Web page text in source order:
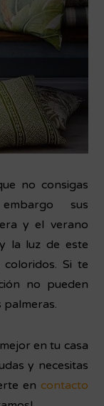
no consigas
sus
y el verano
la luz de este
Si te
no pueden
en tu casa
y necesitas
en contacto